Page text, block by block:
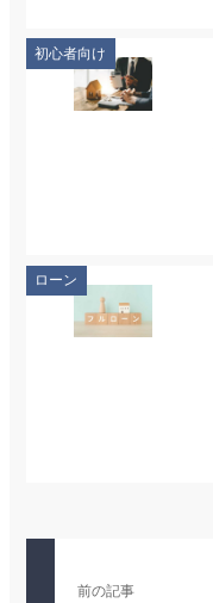
初心者向け
ローン
前の記事